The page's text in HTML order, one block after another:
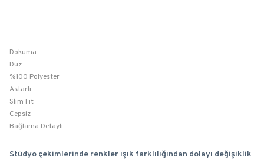
Dokuma
Düz
%100 Polyester
Astarlı
Slim Fit
Cepsiz
Bağlama Detaylı
Stüdyo çekimlerinde renkler ışık farklılığından dolayı değişiklik